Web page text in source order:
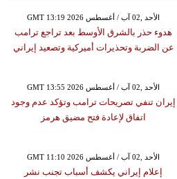
GMT 13:19 2026 الأحد ,02 آب / أغسطس
هدوء حذر بالشرق الأوسط بعد تراجع ترامب
عن الضربة وتحذيرات أميركية وتصعيد إيراني
GMT 13:55 2026 الأحد ,02 آب / أغسطس
إيران تنفي تصريحات ترامب وتؤكد عدم وجود
اتفاق لإعادة فتح مضيق هرمز
GMT 11:10 2026 الأحد ,02 آب / أغسطس
إعلام إيراني يكشف أسباب تجنب نشر